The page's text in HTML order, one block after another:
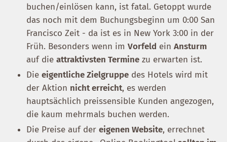
buchen/einlösen kann, ist fatal. Getoppt wurde
das noch mit dem Buchungsbeginn um 0:00 San
Francisco Zeit - da ist es in New York 3:00 in der
Früh. Besonders wenn im Vorfeld ein Ansturm
auf die attraktivsten Termine zu erwarten ist.
Die eigentliche Zielgruppe des Hotels wird mit
der Aktion nicht erreicht, es werden
hauptsächlich preissensible Kunden angezogen,
die kaum mehrmals buchen werden.
Die Preise auf der eigenen Website, errechnet